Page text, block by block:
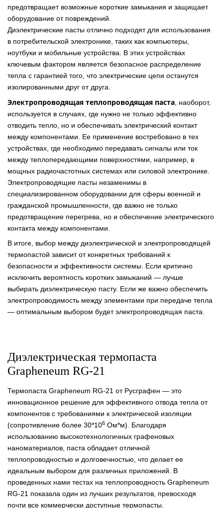
предотвращает возможные короткие замыкания и защищает
оборудование от повреждений.
Диэлектрические пасты отлично подходят для использования
в потребительской электронике, таких как компьютеры,
ноутбуки и мобильные устройства. В этих устройствах
ключевым фактором является безопасное распределение
тепла с гарантией того, что электрические цепи останутся
изолированными друг от друга.
Электропроводящая теплопроводящая паста , наоборот,
используется в случаях, где нужно не только эффективно
отводить тепло, но и обеспечивать электрический контакт
между компонентами. Ее применение востребовано в тех
устройствах, где необходимо передавать сигналы или ток
между теплопередающими поверхностями, например, в
мощных радиочастотных системах или силовой электронике.
Электропроводящие пасты незаменимы в
специализированном оборудовании для сферы военной и
гражданской промышленности, где важно не только
предотвращение перегрева, но и обеспечение электрического
контакта между компонентами.
В итоге, выбор между диэлектрической и электропроводящей
термопастой зависит от конкретных требований к
безопасности и эффективности системы. Если критично
исключить вероятность коротких замыканий — лучше
выбирать диэлектрическую пасту. Если же важно обеспечить
электропроводимость между элементами при передаче тепла
— оптимальным выбором будет электропроводящая паста.
Диэлектрическая термопаста
Grapheneum RG-21
Термопаста Grapheneum RG-21 от Русграфен — это
инновационное решение для эффективного отвода тепла от
компонентов с требованиями к электрической изоляции
(сопротивление более 30*106 Ом*м). Благодаря
использованию высокотехнологичных графеновых
наноматериалов, паста обладает отличной
теплопроводностью и долговечностью, что делает ее
идеальным выбором для различных приложений. В
проведенных нами тестах на теплопроводность Grapheneum
RG-21 показала один из лучших результатов, превосходя
почти все коммерчески доступные термопасты.